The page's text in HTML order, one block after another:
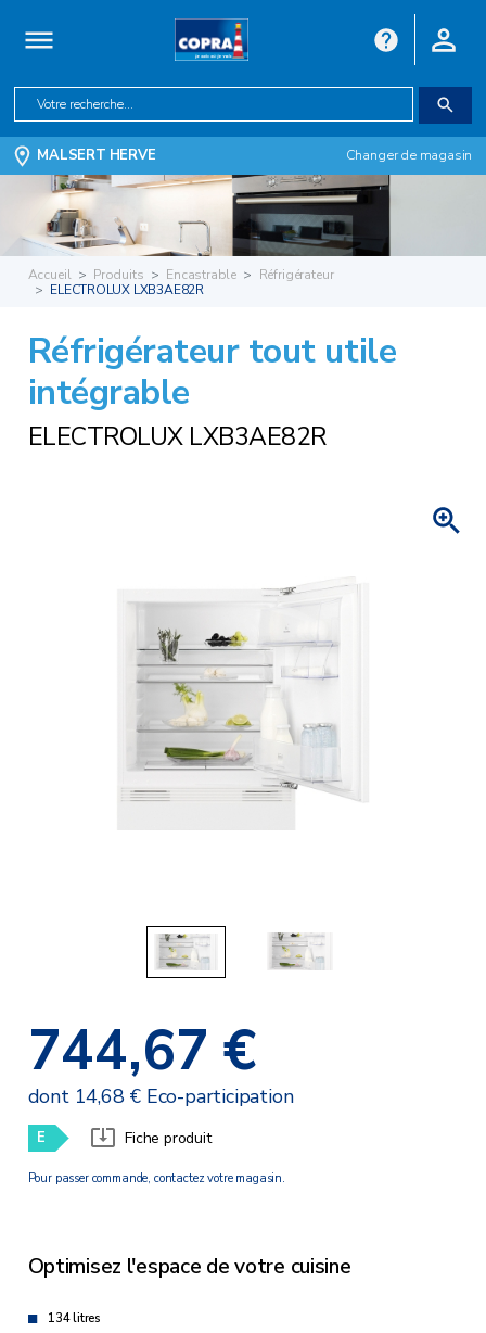
MALSERT HERVE Changer de magasin
Accueil Produits Encastrable
Réfrigérateur
ELECTROLUX LXB3AE82R
Réfrigérateur tout utile
intégrable
ELECTROLUX LXB3AE82R
744,67 €
dont 14,68 € Eco-participation
E Fiche produit
Pour passer commande, contactez votre magasin.
Optimisez l'espace de votre cuisine
134 litres